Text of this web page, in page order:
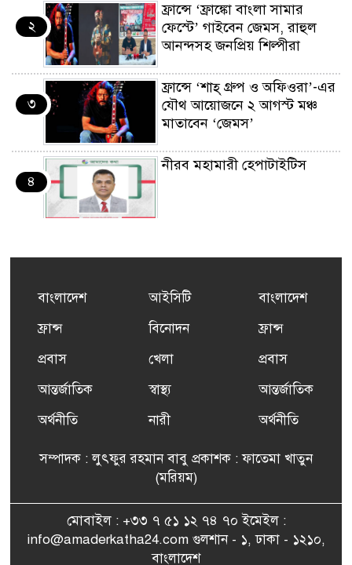
২
ফ্রান্সে ‘ফ্রাঙ্কো বাংলা সামার
ফেস্টে’ গাইবেন জেমস, রাহুল
আনন্দসহ জনপ্রিয় শিল্পীরা
৩
ফ্রান্সে ‘শাহ্ গ্রুপ ও অফিওরা’-এর
যৌথ আয়োজনে ২ আগস্ট মঞ্চ
মাতাবেন ‘জেমস’
৪
নীরব মহামারী হেপাটাইটিস
৫
এর সম্পূর্ণ বিনামূল্যের সুশি
ফ্রান্সসহ ইউরোপীয় দেশসমূহে
দাবদাহ: কারণ, প্রভাব ও করণীয়
ফ্রান্সে সংবর্ধিত হলেন যুক্তরাজ্য
বিএনপি’র আহ্বায়ক কমিটির
সাংবাদিকতায় কৃতিত্বের পুরস্কার
এমপি মমতাজ আলোকে
বাংলাদেশ
ফ্রান্স
প্রবাস
আন্তর্জাতিক
অর্থনীতি
আইসিটি
বিনোদন
খেলা
স্বাস্থ্য
নারী
বাংলাদেশ
ফ্রান্স
প্রবাস
আন্তর্জাতিক
অর্থনীতি
সম্পাদক : লুৎফুর রহমান বাবু প্রকাশক : ফাতেমা খাতুন
(মরিয়ম)
মোবাইল : +৩৩ ৭ ৫১ ১২ ৭৪ ৭০ ইমেইল :
info@amaderkatha24.com গুলশান - ১, ঢাকা - ১২১০,
বাংলাদেশ